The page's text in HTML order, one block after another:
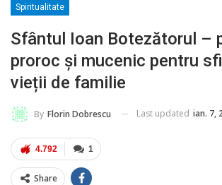
Spiritualitate
Sfântul Ioan Botezătorul –
proroc și mucenic pentru
vieții de familie
By Florin Dobrescu Last updated ian. 7,
1
4.792
Share